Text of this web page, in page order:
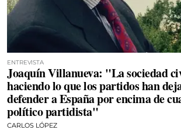
ENTREVISTA
Joaquín Villanueva: "La sociedad
haciendo lo que los partidos han
defender a España por encima de
político partidista"
CARLOS LÓPEZ